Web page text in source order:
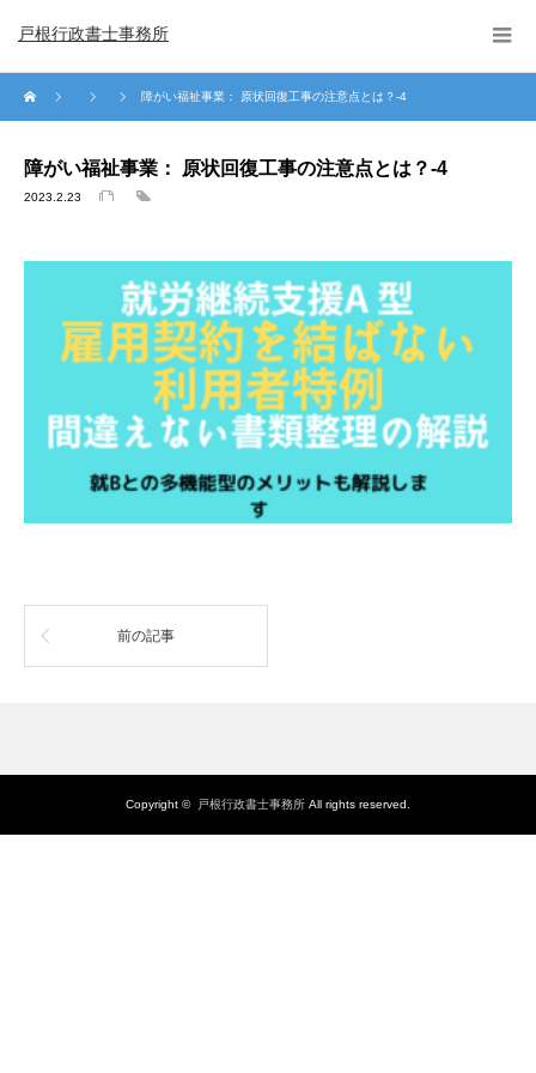
戸根行政書士事務所
障がい福祉事業： 原状回復工事の注意点とは？-4
障がい福祉事業： 原状回復工事の注意点とは？-4
2023.2.23
前の記事
Copyright © 戸根行政書士事務所 All rights reserved.